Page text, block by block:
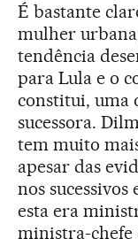
É bastante
mulher
tendência
para Lula e o
constitui, uma
sucessora.
tem muito
apesar das
nos
esta era
ministra-chefe